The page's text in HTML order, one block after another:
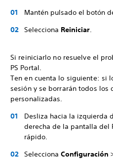
Mantén pulsado el botón
Selecciona Reiniciar.
Si reiniciarlo no resuelve el
PS Portal.
Ten en cuenta lo siguiente: si
sesión y se borrarán todos los
personalizadas.
Desliza hacia la izquierda
derecha de la pantalla del
rápido.
Selecciona Configuración